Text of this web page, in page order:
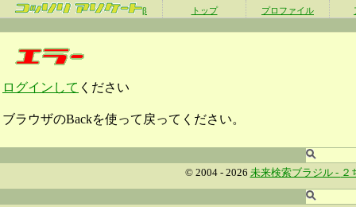
β トップ プロファイル
ログインして ください
ブラウザのBackを使って戻ってください。
© 2004 - 2026 未来検索ブラジル - ２